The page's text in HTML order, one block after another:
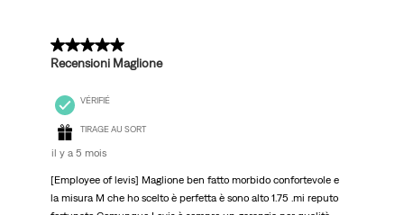
5 sur 5 étoiles.
Recensioni Maglione
VÉRIFIÉ
TIRAGE AU SORT
il y a 5 mois
[Employee of levis] Maglione ben fatto morbido confortevole e
la misura M che ho scelto è perfetta è sono alto 1.75 .mi reputo